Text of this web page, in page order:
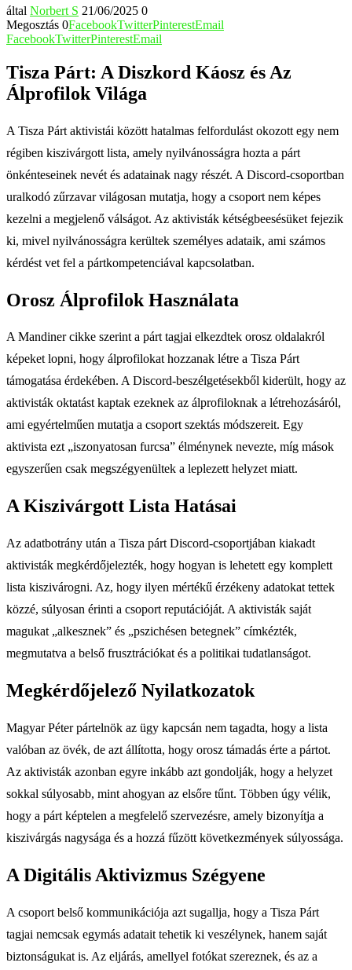
által Norbert S 21/06/2025 0
Megosztás 0FacebookTwitterPinterestEmail
FacebookTwitterPinterestEmail
Tisza Párt: A Diszkord Káosz és Az
Álprofilok Világa
A Tisza Párt aktivistái között hatalmas felfordulást okozott egy nem
régiben kiszivárgott lista, amely nyilvánosságra hozta a párt
önkénteseinek nevét és adatainak nagy részét. A Discord-csoportban
uralkodó zűrzavar világosan mutatja, hogy a csoport nem képes
kezelni a megjelenő válságot. Az aktivisták kétségbeesésüket fejezik
ki, mivel nyilvánosságra kerültek személyes adataik, ami számos
kérdést vet fel a pártkompetenciával kapcsolatban.
Orosz Álprofilok Használata
A Mandiner cikke szerint a párt tagjai elkezdtek orosz oldalakról
képeket lopni, hogy álprofilokat hozzanak létre a Tisza Párt
támogatása érdekében. A Discord-beszélgetésekből kiderült, hogy az
aktivisták oktatást kaptak ezeknek az álprofiloknak a létrehozásáról,
ami egyértelműen mutatja a csoport szektás módszereit. Egy
aktivista ezt „iszonyatosan furcsa” élménynek nevezte, míg mások
egyszerűen csak megszégyenültek a leplezett helyzet miatt.
A Kiszivárgott Lista Hatásai
Az adatbotrány után a Tisza párt Discord-csoportjában kiakadt
aktivisták megkérdőjelezték, hogy hogyan is lehetett egy komplett
lista kiszivárogni. Az, hogy ilyen mértékű érzékeny adatokat tettek
közzé, súlyosan érinti a csoport reputációját. A aktivisták saját
magukat „alkesznek” és „pszichésen betegnek” címkézték,
megmutatva a belső frusztrációkat és a politikai tudatlanságot.
Megkérdőjelező Nyilatkozatok
Magyar Péter pártelnök az ügy kapcsán nem tagadta, hogy a lista
valóban az övék, de azt állította, hogy orosz támadás érte a pártot.
Az aktivisták azonban egyre inkább azt gondolják, hogy a helyzet
sokkal súlyosabb, mint ahogyan az elsőre tűnt. Többen úgy vélik,
hogy a párt képtelen a megfelelő szervezésre, amely bizonyítja a
kiszivárgás nagysága és a hozzá fűzött következmények súlyossága.
A Digitális Aktivizmus Szégyene
A csoport belső kommunikációja azt sugallja, hogy a Tisza Párt
tagjai nemcsak egymás adatait tehetik ki veszélynek, hanem saját
biztonságukat is. Az eljárás, amellyel fotókat szereznek, és az a